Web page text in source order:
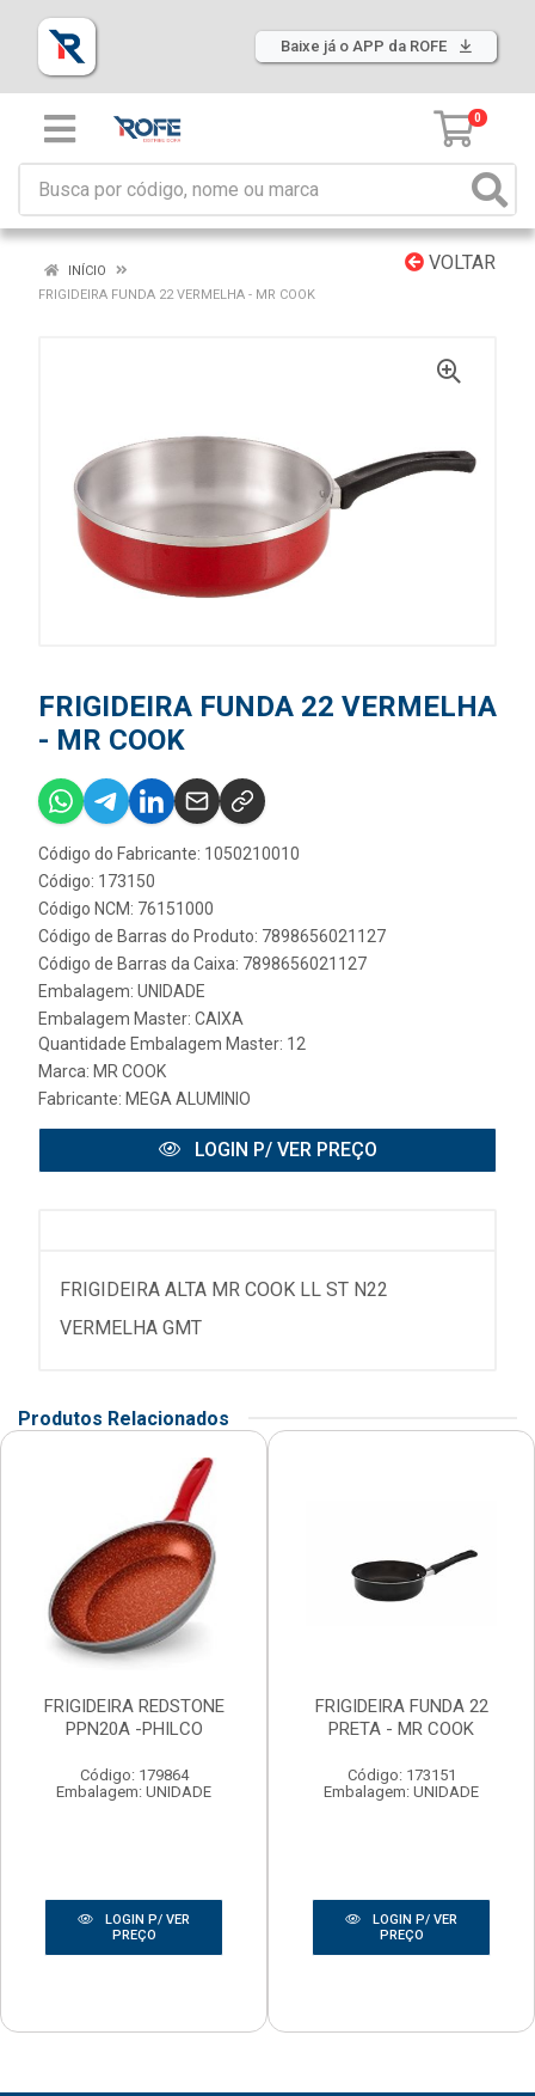
Baixe já o APP da ROFE
0
VOLTAR
INÍCIO
FRIGIDEIRA FUNDA 22 VERMELHA - MR COOK
FRIGIDEIRA FUNDA 22 VERMELHA
- MR COOK
Código do Fabricante: 1050210010
Código: 173150
Código NCM: 76151000
Código de Barras do Produto: 7898656021127
Código de Barras da Caixa: 7898656021127
Embalagem: UNIDADE
Embalagem Master: CAIXA
Quantidade Embalagem Master: 12
Marca: MR COOK
Fabricante: MEGA ALUMINIO
LOGIN P/ VER PREÇO
FRIGIDEIRA ALTA MR COOK LL ST N22
VERMELHA GMT
Produtos Relacionados
FRIGIDEIRA REDSTONE
PPN20A -PHILCO
Código: 179864
Embalagem: UNIDADE
LOGIN P/ VER
PREÇO
FRIGIDEIRA FUNDA 22
PRETA - MR COOK
Código: 173151
Embalagem: UNIDADE
LOGIN P/ VER
PREÇO